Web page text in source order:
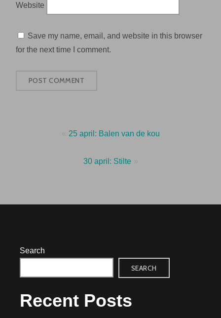
Website
Save my name, email, and website in this browser
for the next time I comment.
navigation
25 april: Balen van de kou
30 april: Stilte
Search
SEARCH
Recent Posts